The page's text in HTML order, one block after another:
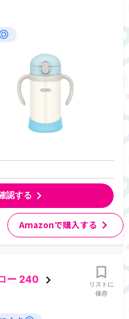
認する
Amazonで購入する
ー 240
リストに
保存